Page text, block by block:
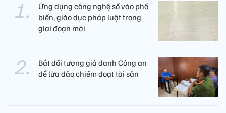
Ứng dụng công nghệ số vào phổ
biến, giáo dục pháp luật trong
giai đoạn mới
Bắt đối tượng giả danh Công an
để lừa đảo chiếm đoạt tài sản